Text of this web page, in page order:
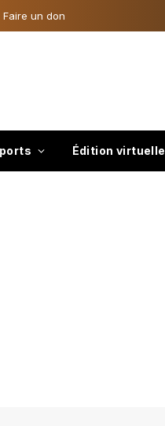
Faire un don
Édition virtuelle